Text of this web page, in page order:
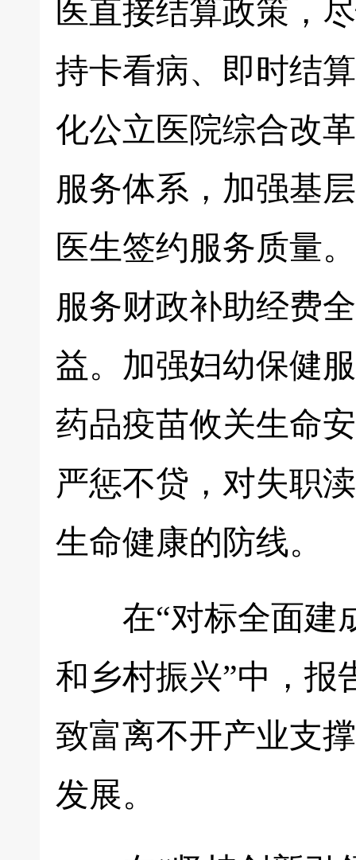
医直接结算政策，
持卡看病、即时结
化公立医院综合改
服务体系，加强基
医生签约服务质量
服务财政补助经费
益。加强妇幼保健
药品疫苗攸关生命
严惩不贷，对失职
生命健康的防线。
在“对标全面建成
和乡村振兴”中，报
致富离不开产业支
发展。